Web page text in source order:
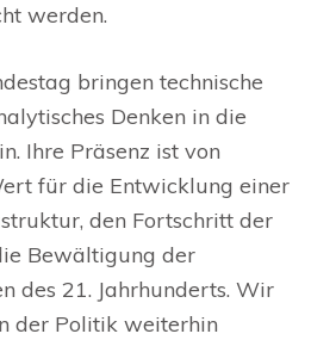
werden.
bringen technische
Denken in die
Ihre Präsenz ist von
für die Entwicklung einer
den Fortschritt der
Bewältigung der
des 21. Jahrhunderts. Wir
der Politik weiterhin